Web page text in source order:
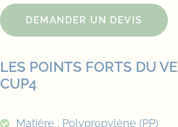
DEMANDER UN DEVIS
LES POINTS FORTS DU
CUP4
Matière : Polypropylène (PP)